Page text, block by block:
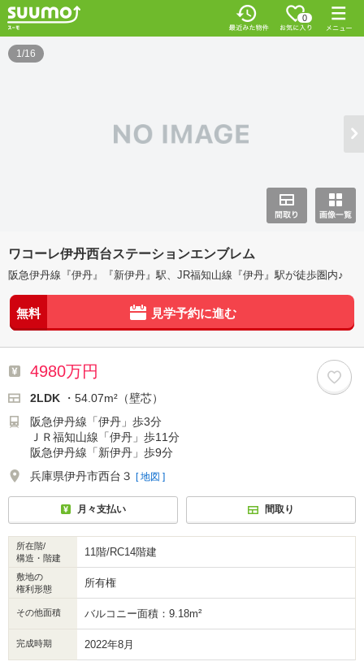
0
1/16
ワコーレ伊丹西台ステーションエンブレム
阪急伊丹線『伊丹』『新伊丹』駅、JR福知山線『伊丹』駅が徒歩圏内♪
無料 見学予約に進む
4980万円
2LDK
・54.07m²（壁芯）
阪急伊丹線「伊丹」歩3分
ＪＲ福知山線「伊丹」歩11分
阪急伊丹線「新伊丹」歩9分
兵庫県伊丹市西台３ [ 地図 ]
月々支払い 間取り
所在階/
構造・階建
11階/RC14階建
敷地の
権利形態
所有権
その他面積 バルコニー面積：9.18m²
完成時期 2022年8月